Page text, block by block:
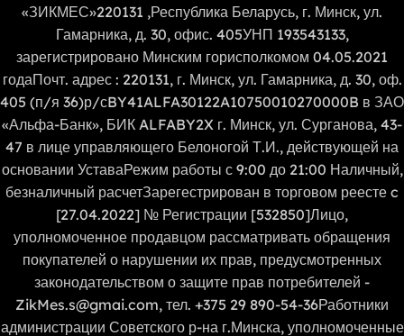
«ЗИКМЕС»220131 ,Республика Беларусь, г. Минск, ул.
Гамарника, д. 30, офис. 405УНП 193543133,
зарегистрировано Минским горисполкомом 04.05.2021
годаПочт. адрес : 220131, г. Минск, ул. Гамарника, д. 30, оф.
405 (п/я 36)р/сBY41ALFA30122A10750010270000B в ЗАО
«Альфа-Банк», БИК ALFABY2X г. Минск, ул. Сурганова, 43-
47 в лице управляющего Белоногой Т.И., действующей на
основании УставаРежим работы с 9:00 до 21:00 Наличный,
безналичный расчетЗарегестрирован в торговом реесте c
[27.04.2022] № Регистрации [532850]Лицо,
уполномоченное продавцом рассматривать обращения
покупателей о нарушении их прав, предусмотренных
законодательством о защите прав потребителей -
ZikMes.s@gmai.com, тел. +375 29 890-54-36Работники
администрации Советского р-на г.Минска, уполномоченные